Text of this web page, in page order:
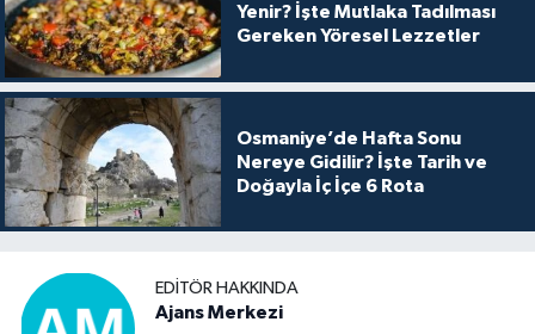
Yenir? İşte Mutlaka Tadılması
Gereken Yöresel Lezzetler
Osmaniye’de Hafta Sonu
Nereye Gidilir? İşte Tarih ve
Doğayla İç İçe 6 Rota
EDITÖR HAKKINDA
Ajans Merkezi